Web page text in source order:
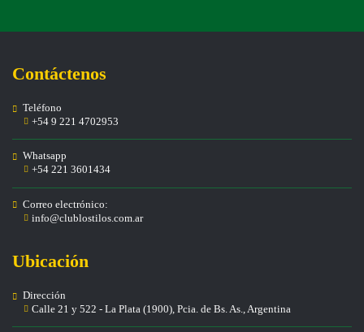
Contáctenos
Teléfono
+54 9 221 4702953
Whatsapp
+54 221 3601434
Correo electrónico:
info@clublostilos.com.ar
Ubicación
Dirección
Calle 21 y 522 - La Plata (1900), Pcia. de Bs. As., Argentina